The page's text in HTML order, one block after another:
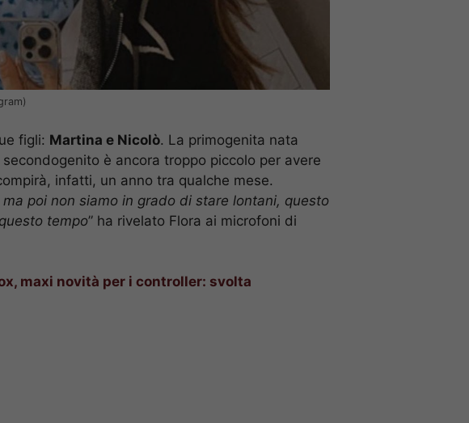
figli: Martina e Nicolò. La primogenita nata
è ancora troppo piccolo per avere
infatti, un anno tra qualche mese.
poi non siamo in grado di stare lontani, questo
tempo” ha rivelato Flora ai microfoni di
maxi novità per i controller: svolta